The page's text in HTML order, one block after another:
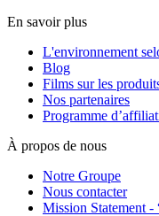
En savoir plus
L'environnement
Blog
Films sur les
Nos partenaires
Programme
À propos de nous
Notre Groupe
Nous contacter
Mission Statement -